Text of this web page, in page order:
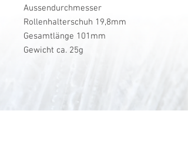
Aussendurchmesser
Rollenhalterschuh 19,8mm
Gesamtlänge 101mm
Gewicht ca. 25g